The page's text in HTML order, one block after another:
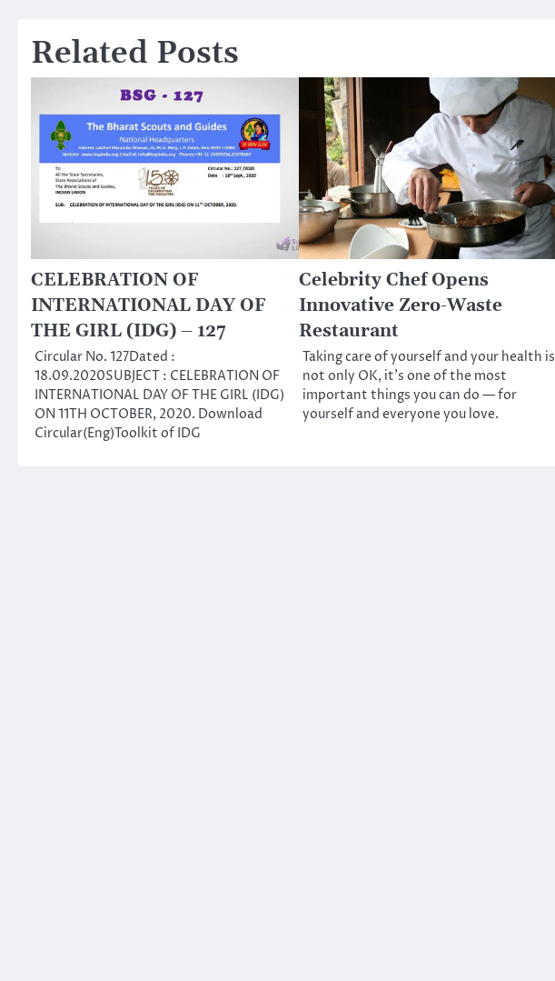
Related Posts
CELEBRATION OF
INTERNATIONAL DAY OF
THE GIRL (IDG) – 127
Circular No. 127Dated :
18.09.2020SUBJECT : CELEBRATION OF
INTERNATIONAL DAY OF THE GIRL (IDG)
ON 11TH OCTOBER, 2020. Download
Circular(Eng)Toolkit of IDG
Celebrity Chef Opens
Innovative Zero-Waste
Restaurant
Taking care of yourself and your health is
not only OK, it’s one of the most
important things you can do — for
yourself and everyone you love.